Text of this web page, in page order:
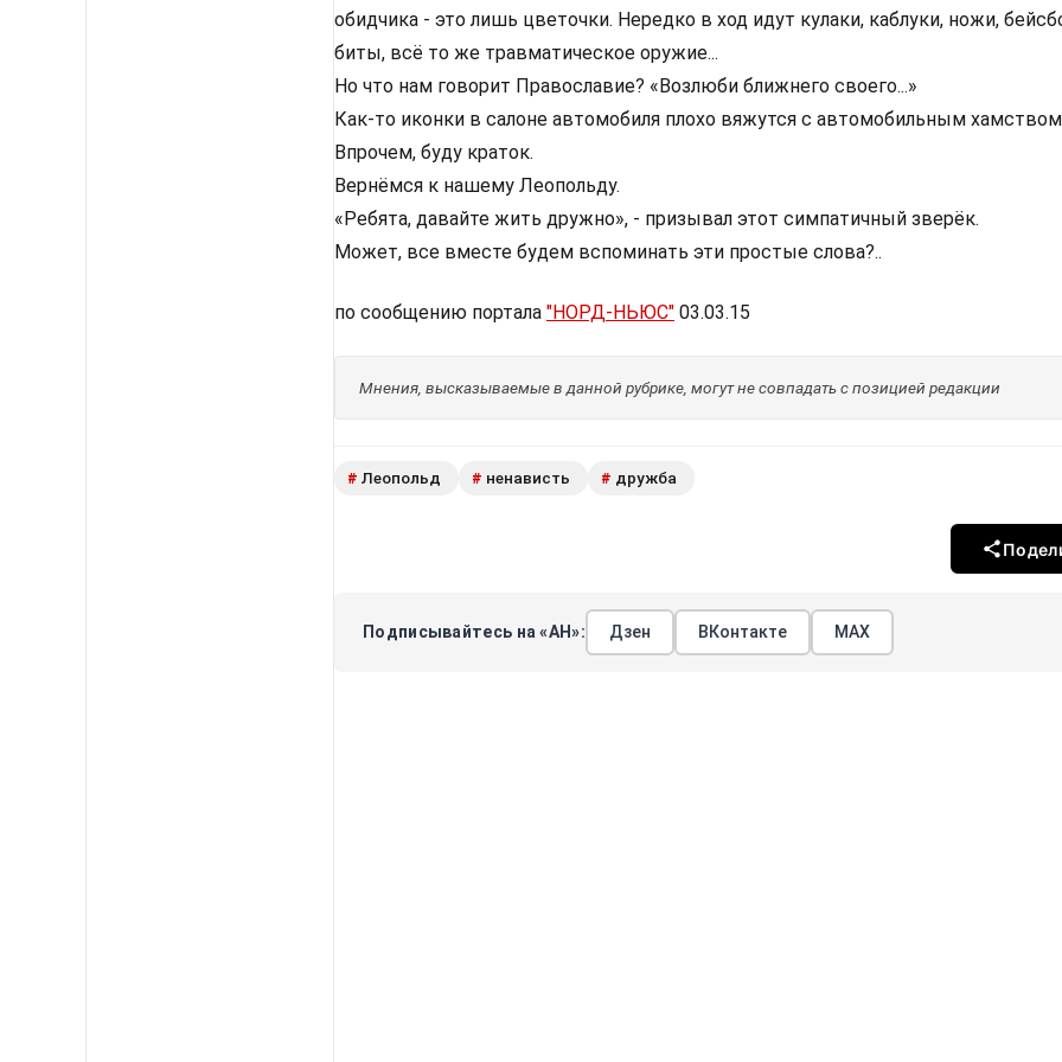
обидчика - это лишь цветочки. Нередко в ход идут кулаки, каблуки, ножи,
биты, всё то же травматическое оружие...
Но что нам говорит Православие? «Возлюби ближнего своего...»
Как-то иконки в салоне автомобиля плохо вяжутся с автомобильным
Впрочем, буду краток.
Вернёмся к нашему Леопольду.
«Ребята, давайте жить дружно», - призывал этот симпатичный зверёк.
Может, все вместе будем вспоминать эти простые слова?..
по сообщению портала "НОРД-НЬЮС" 03.03.15
Мнения, высказываемые в данной рубрике, могут не совпадать с позицией редакции
# Леопольд # ненависть # дружба
Подписывайтесь на «АН»: Дзен ВКонтакте МАХ